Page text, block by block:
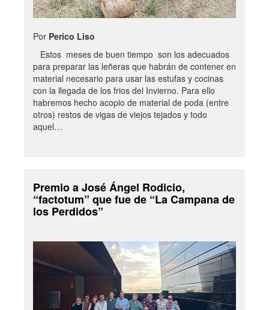
Por Perico Liso
Estos meses de buen tiempo son los adecuados
para preparar las leñeras que habrán de contener en
material necesario para usar las estufas y cocinas
con la llegada de los frios del Invierno. Para ello
habremos hecho acopio de material de poda (entre
otros) restos de vigas de viejos tejados y todo
aquel…
Premio a José Ángel Rodicio,
“factotum” que fue de “La Campana de
los Perdidos”